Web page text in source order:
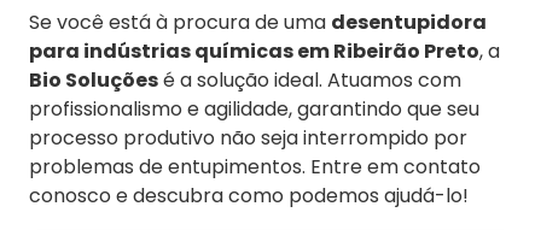
Se você está à procura de uma desentupidora
para indústrias químicas em Ribeirão Preto, a
Bio Soluçõesé a solução ideal. Atuamos com
profissionalismo e agilidade, garantindo que seu
processo produtivo não seja interrompido por
problemas de entupimentos. Entre em contato
conosco e descubra como podemos ajudá-lo!